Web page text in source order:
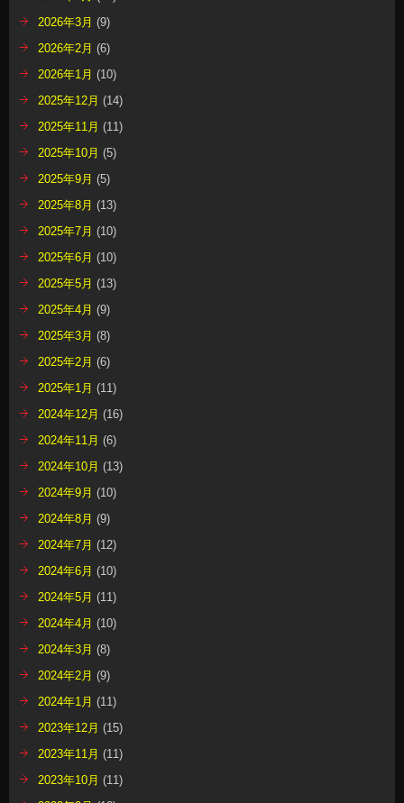
2026年3月 (9)
2026年2月 (6)
2026年1月 (10)
2025年12月 (14)
2025年11月 (11)
2025年10月 (5)
2025年9月 (5)
2025年8月 (13)
2025年7月 (10)
2025年6月 (10)
2025年5月 (13)
2025年4月 (9)
2025年3月 (8)
2025年2月 (6)
2025年1月 (11)
2024年12月 (16)
2024年11月 (6)
2024年10月 (13)
2024年9月 (10)
2024年8月 (9)
2024年7月 (12)
2024年6月 (10)
2024年5月 (11)
2024年4月 (10)
2024年3月 (8)
2024年2月 (9)
2024年1月 (11)
2023年12月 (15)
2023年11月 (11)
2023年10月 (11)